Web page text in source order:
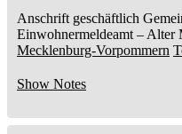
Anschrift geschäftlich
Einwohnermeldeamt – Alter
Mecklenburg-Vorpommern
Show Notes